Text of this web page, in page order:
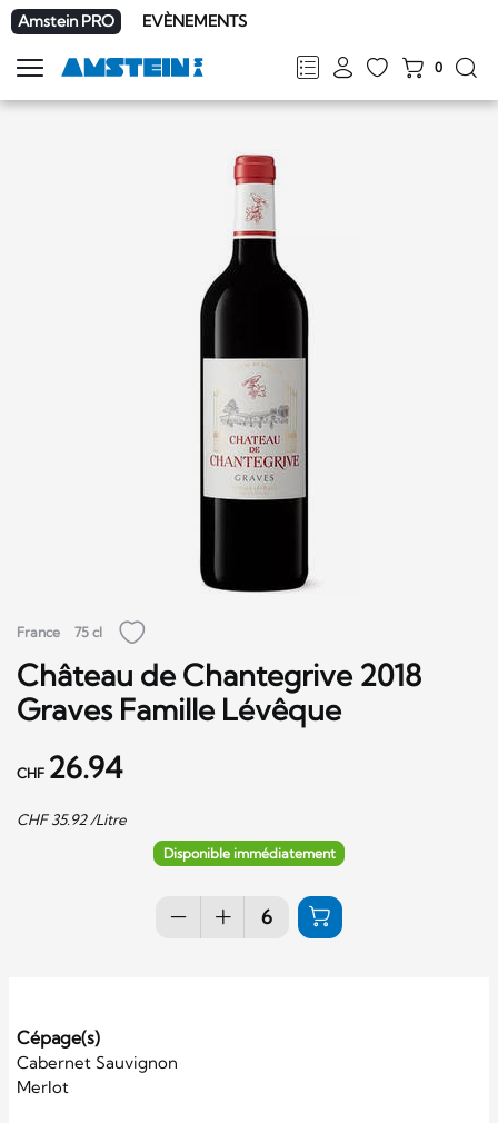
Amstein PRO EVÈNEMENTS
FRDEENIT
0
Afficher
la
France 75 cl
Château de Chantegrive 2018
Graves Famille Lévêque
CHF 26.94
CHF35.92/Litre
Disponible immédiatement
Cépage(s)
Cabernet Sauvignon
Merlot